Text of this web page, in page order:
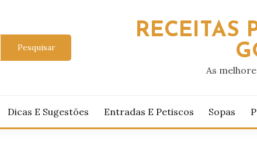
RECEITAS
As
Dicas E Sugestões Entradas E Petiscos Sopas